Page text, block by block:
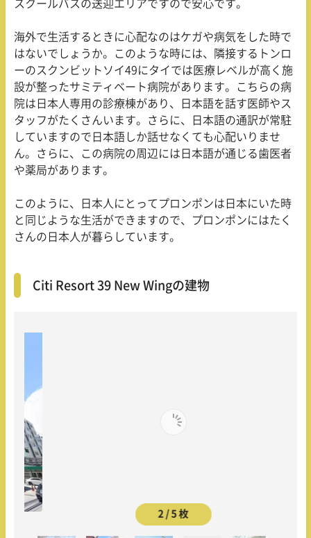
スクールバスの送迎エリアですので安心です。
海外で生活するときに心配なのはケガや病気をした時で
はないでしょうか。このような時には、隣接するトンロ
ーのスクンビットソイ49にタイでは医療レベルが高く施
設が整ったサミティベート病院があります。こちらの病
院は日本人専用の診療棟があり、日本語を話す医師やス
タッフがたくさんいます。さらに、日本語の通訳が常駐
していますので日本語しか話せなくても心配いりませ
ん。さらに、この病院の周辺には日本語が通じる歯医者
や薬局があります。
このように、日本人にとってプロンポンは日本にいた時
と同じような生活ができますので、プロンポンにはたく
さんの日本人が暮らしています。
Citi Resort 39 New Wingの建物
2 / 5 枚